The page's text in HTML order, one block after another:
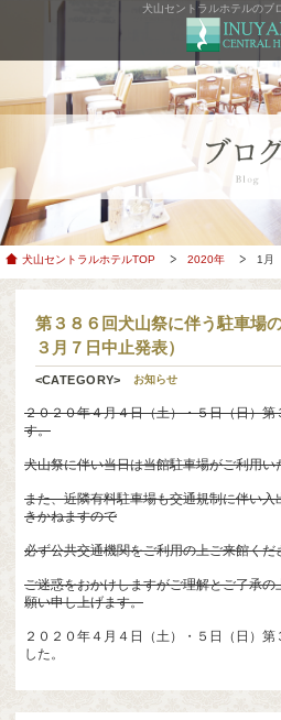
犬山セントラルホテルのブ
犬山セントラルホテルTOP 2020年 1月
第３８６回犬山祭に伴う駐車場
３月７日中止発表）
お知らせ
２０２０年４月４日（土）・５日（日）
す。
犬山祭に伴い当日は当館駐車場がご利用い
また、近隣有料駐車場も交通規制に伴い
きかねますので
必ず公共交通機関をご利用の上ご来館くだ
ご迷惑をおかけしますがご理解とご了承
願い申し上げます。
２０２０年４月４日（土）・５日（日）
した。